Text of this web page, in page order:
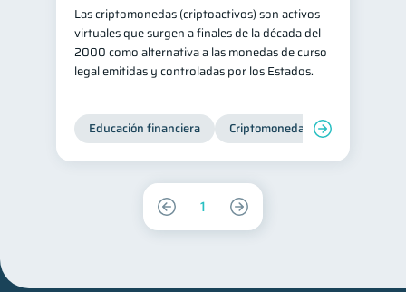
Las criptomonedas (criptoactivos) son activos
virtuales que surgen a finales de la década del
2000 como alternativa a las monedas de curso
legal emitidas y controladas por los Estados.
Educación financiera Criptomonedas
1